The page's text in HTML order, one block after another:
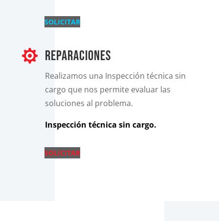
SOLICITAR
 reparaciones
Realizamos una Inspección técnica sin
cargo que nos permite evaluar las
soluciones al problema.
Inspección técnica sin cargo.
SOLICITAR